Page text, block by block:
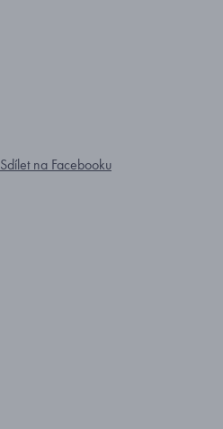
Sdílet na Facebooku